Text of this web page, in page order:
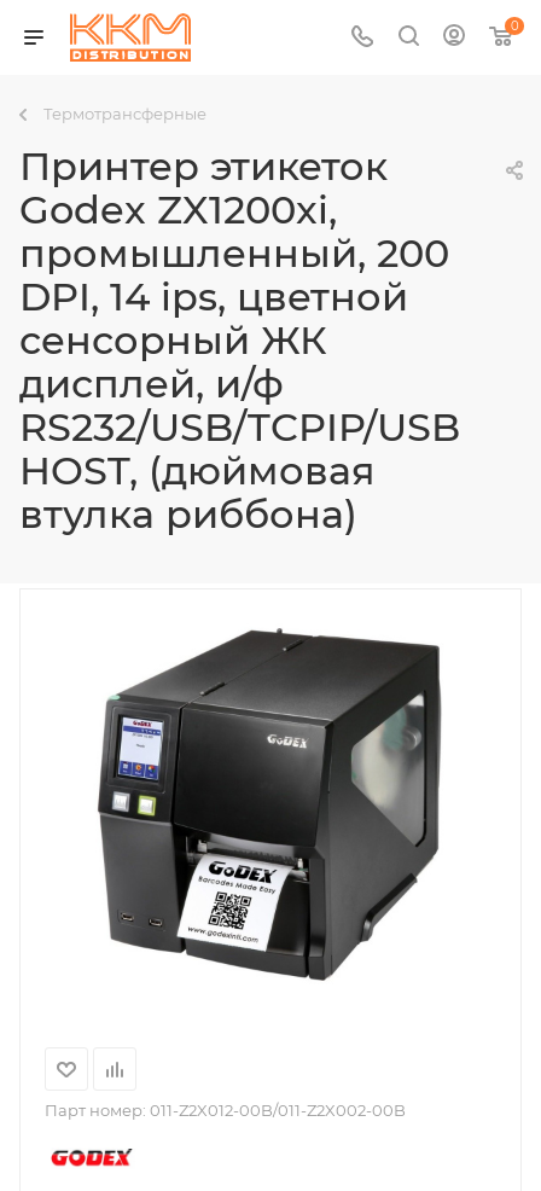
0
Термотрансферные
Принтер этикеток
Godex ZX1200xi,
промышленный, 200
DPI, 14 ips, цветной
сенсорный ЖК
дисплей, и/ф
RS232/USB/TCPIP/USB
HOST, (дюймовая
втулка риббона)
Парт номер: 011-Z2X012-00B/011-Z2X002-00B